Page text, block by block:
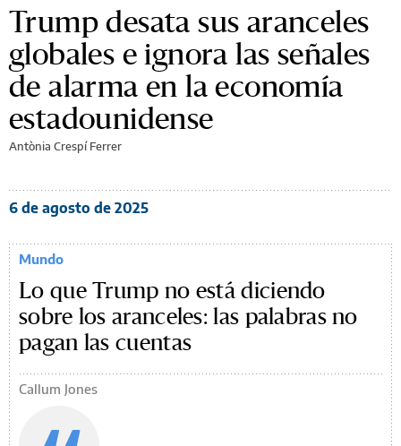
Trump desata sus aranceles
globales e ignora las señales
de alarma en la economía
estadounidense
Antònia Crespí Ferrer
6 de agosto de 2025
Mundo
Lo que Trump no está diciendo
sobre los aranceles: las palabras no
pagan las cuentas
Callum Jones